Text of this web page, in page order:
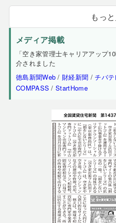
もっ
メディア掲載
「空き家管理士キャリアアップ
介されました
徳島新聞Web / 財経新聞 /チバテ
COMPASS /StartHome